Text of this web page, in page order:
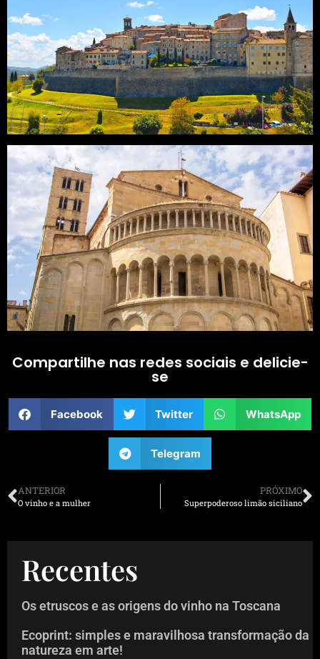
Compartilhe nas redes sociais e delicie-
se
Facebook Twitter WhatsApp
Telegram
ANTERIOR
O vinho e a mulher
PRÓXIMO
Superpoderoso limão siciliano
Recentes
Os etruscos e as origens do vinho na Toscana
Ecoprint: simples e maravilhosa transformação da
natureza em arte!